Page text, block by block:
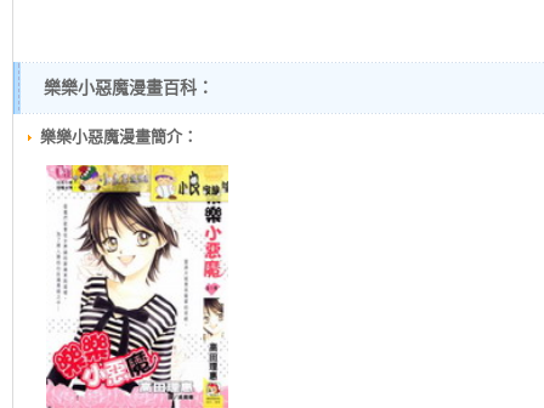
樂樂小惡魔漫畫百科：
樂樂小惡魔漫畫簡介：